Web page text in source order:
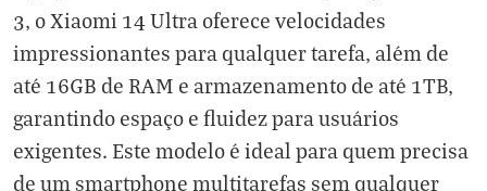
3, o Xiaomi 14 Ultra oferece velocidades
impressionantes para qualquer tarefa, além de
até 16GB de RAM e armazenamento de até 1TB,
garantindo espaço e fluidez para usuários
exigentes. Este modelo é ideal para quem precisa
de um smartphone multitarefas sem qualquer